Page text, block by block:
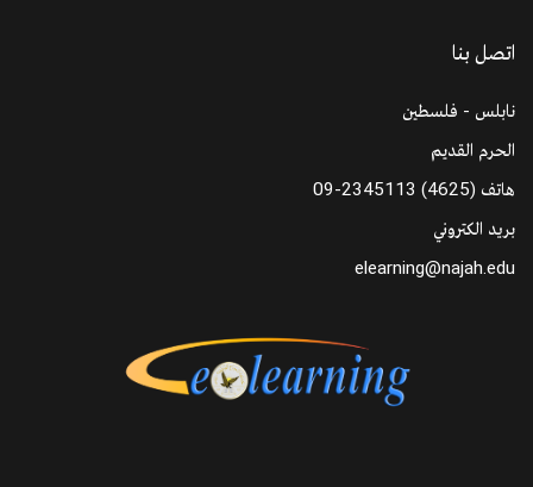
اتصل بنا
نابلس - فلسطين
الحرم القديم
هاتف 09-2345113 (4625)
بريد الكتروني
elearning@najah.edu